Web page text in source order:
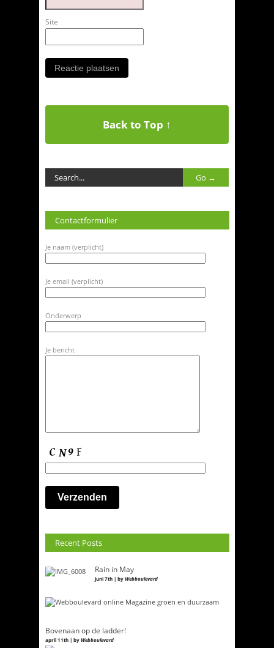
Site
Back to Top ↑
Contactformulier
Je naam (verplicht)
Je email (verplicht)
Onderwerp
Je bericht
Recent Posts
Rain in May
juni 7th | byWebboulevard
Bovenaan op de ladder!
april 11th | byWebboulevard